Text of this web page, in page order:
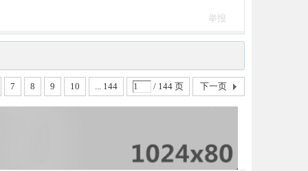
举报
7 8 9 10 ... 144 / 144 页 下一页